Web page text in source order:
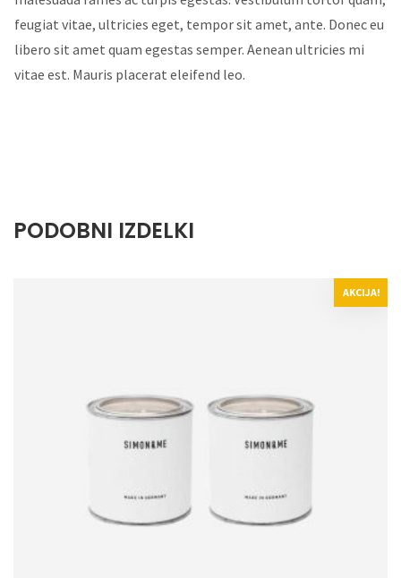
feugiat vitae, ultricies eget, tempor sit amet, ante. Donec eu
libero sit amet quam egestas semper. Aenean ultricies mi
vitae est. Mauris placerat eleifend leo.
PODOBNI IZDELKI
AKCIJA!